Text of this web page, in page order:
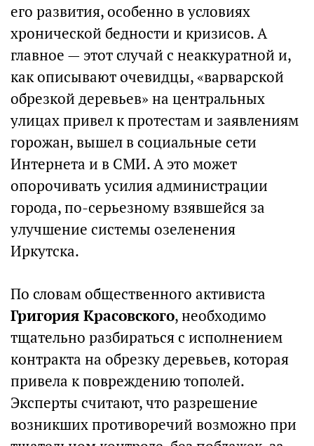
его развития, особенно в условиях
хронической бедности и кризисов. А
главное — этот случай с неаккуратной и,
как описывают очевидцы, «варварской
обрезкой деревьев» на центральных
улицах привел к протестам и заявлениям
горожан, вышел в социальные сети
Интернета и в СМИ. А это может
опорочивать усилия администрации
города, по-серьезному взявшейся за
улучшение системы озеленения
Иркутска.
По словам общественного активиста
Григория Красовского, необходимо
тщательно разбираться с исполнением
контракта на обрезку деревьев, которая
привела к повреждению тополей.
Эксперты считают, что разрешение
возникших противоречий возможно при